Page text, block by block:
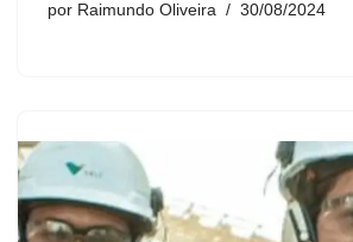
por Raimundo Oliveira 30/08/2024